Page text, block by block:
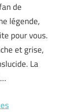
de
légende,
pour vous.
et grise,
La